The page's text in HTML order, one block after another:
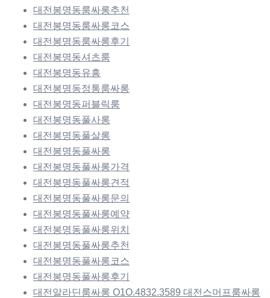
대전봉명동룸싸롱추천
대전봉명동룸싸롱코스
대전봉명동룸싸롱후기
대전봉명동셔츠룸
대전봉명동유흥
대전봉명동정통룸싸롱
대전봉명동퍼블릭룸
대전봉명동풀사롱
대전봉명동풀살롱
대전봉명동풀싸롱
대전봉명동풀싸롱가격
대전봉명동풀싸롱견적
대전봉명동풀싸롱문의
대전봉명동풀싸롱예약
대전봉명동풀싸롱위치
대전봉명동풀싸롱추천
대전봉명동풀싸롱코스
대전봉명동풀싸롱후기
대전알라딘룸싸롱 O1O.4832.3589 대전스머프룸싸롱